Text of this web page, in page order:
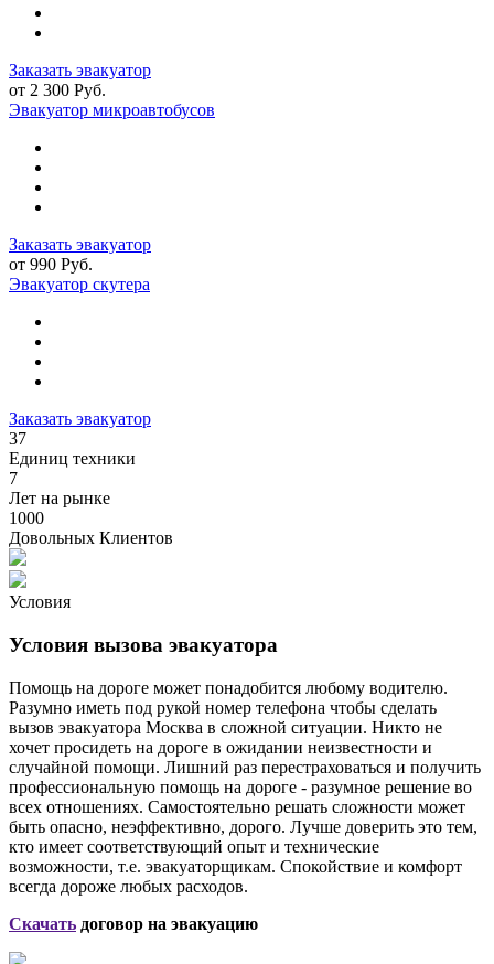
Заказать эвакуатор
от 2 300 Руб.
Эвакуатор микроавтобусов
Заказать эвакуатор
от 990 Руб.
Эвакуатор скутера
Заказать эвакуатор
37
Единиц техники
7
Лет на рынке
1000
Довольных Клиентов
Условия
Условия вызова эвакуатора
Помощь на дороге может понадобится любому водителю.
Разумно иметь под рукой номер телефона чтобы сделать
вызов эвакуатора Москва в сложной ситуации. Никто не
хочет просидеть на дороге в ожидании неизвестности и
случайной помощи. Лишний раз перестраховаться и получить
профессиональную помощь на дороге - разумное решение во
всех отношениях. Самостоятельно решать сложности может
быть опасно, неэффективно, дорого. Лучше доверить это тем,
кто имеет соответствующий опыт и технические
возможности, т.е. эвакуаторщикам. Спокойствие и комфорт
всегда дороже любых расходов.
Скачать договор на эвакуацию